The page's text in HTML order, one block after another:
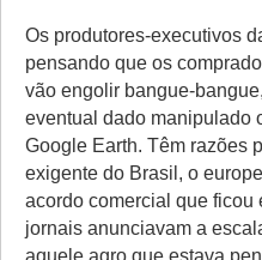
Os produtores-executivos
pensando que os
vão engolir bangue-
eventual dado manipulado
Google Earth. Têm razões
exigente do Brasil, o
acordo comercial que ficou
jornais anunciavam a
aquele agro que estava